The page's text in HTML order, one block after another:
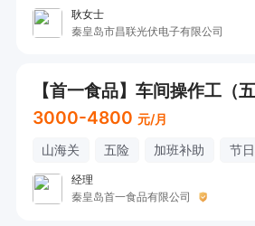
耿女士
秦皇岛市昌联光伏电子有限公司
【首一食品】车间操作工（五
3000-4800 元/月
山海关 五险 加班补助 节
经理
秦皇岛首一食品有限公司